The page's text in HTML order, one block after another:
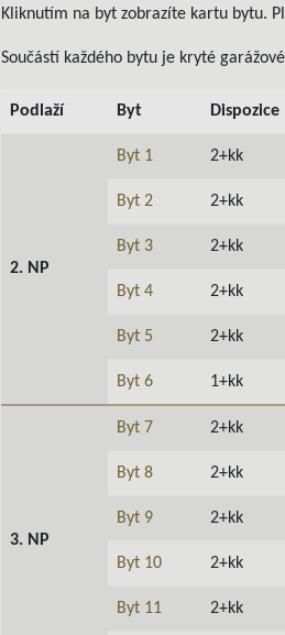
Kliknutím na byt zobrazíte kartu bytu.
Součástí každého bytu je kryté
Podlaží Byt Dispozice
2. NP
Byt 1 2+kk
Byt 2 2+kk
Byt 3 2+kk
Byt 4 2+kk
Byt 5 2+kk
Byt 6 1+kk
3. NP
Byt 7 2+kk
Byt 8 2+kk
Byt 9 2+kk
Byt 10 2+kk
Byt 11 2+kk